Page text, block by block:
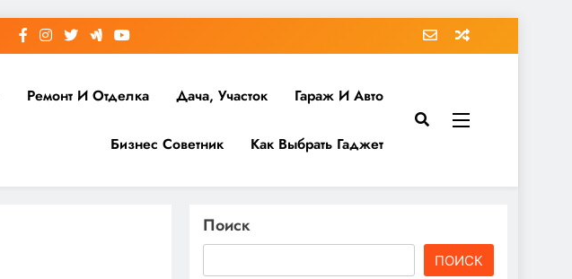
Ремонт И Отделка Дача, Участок Гараж И Авто
Бизнес Советник Как Выбрать Гаджет
Поиск
ПОИСК